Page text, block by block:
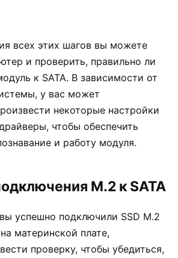
всех этих шагов вы можете
и проверить, правильно ли
к SATA. В зависимости от
у вас может
некоторые настройки
чтобы обеспечить
и работу модуля.
M.2 к SATA
успешно подключили SSD M.2
материнской плате,
проверку, чтобы убедиться,